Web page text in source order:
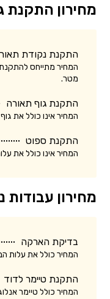
מחירון התקנת
התקנת נקודת
מטר.
התקנת גוף תאורה
המחיר אינו כולל את
התקנת ספוט
המחיר אינו כולל את
מחירון
בדיקת הארקה
המחיר כולל את עלות
התקנת טיימר לדוד
המחיר כולל טיימר